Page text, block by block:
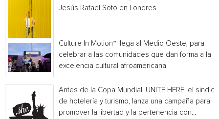
Jesús Rafael Soto en Londres
Culture In Motion™ llega al Medio Oeste, para
celebrar a las comunidades que dan forma a la
excelencia cultural afroamericana
Antes de la Copa Mundial, UNITE HERE, el
de hotelería y turismo, lanza una campaña para
promover la libertad y la pertenencia con...